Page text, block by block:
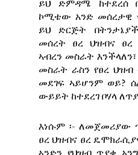
ይህ ድምዳሜ ከተደረሰ
ኮሚቴው አንድ መሰረታዊ
ይህ ድርጅት
መሰረት ፀረ ህዝብና
ኣብረን መስራት
መስራት ራስን የፀረ
መደገፍ ኣይሆንም ወይ?
ውይይት ከተደረገ ቦሃላ
እነሱም ፡- ለመጀመሪያው
ፀረ ህዝብና ፀረ